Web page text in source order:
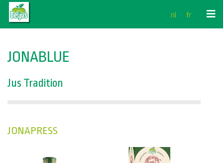
Aller
contenu
nl fr
JONABLUE
Jus Tradition
JONAPRESS